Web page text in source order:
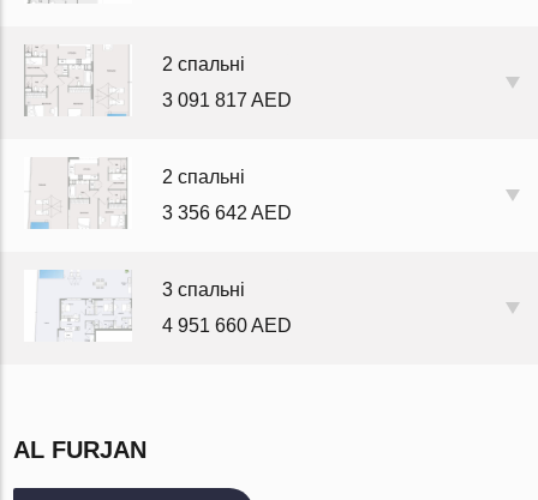
2 спальні
3 091 817 AED
2 спальні
3 356 642 AED
3 спальні
4 951 660 AED
AL FURJAN